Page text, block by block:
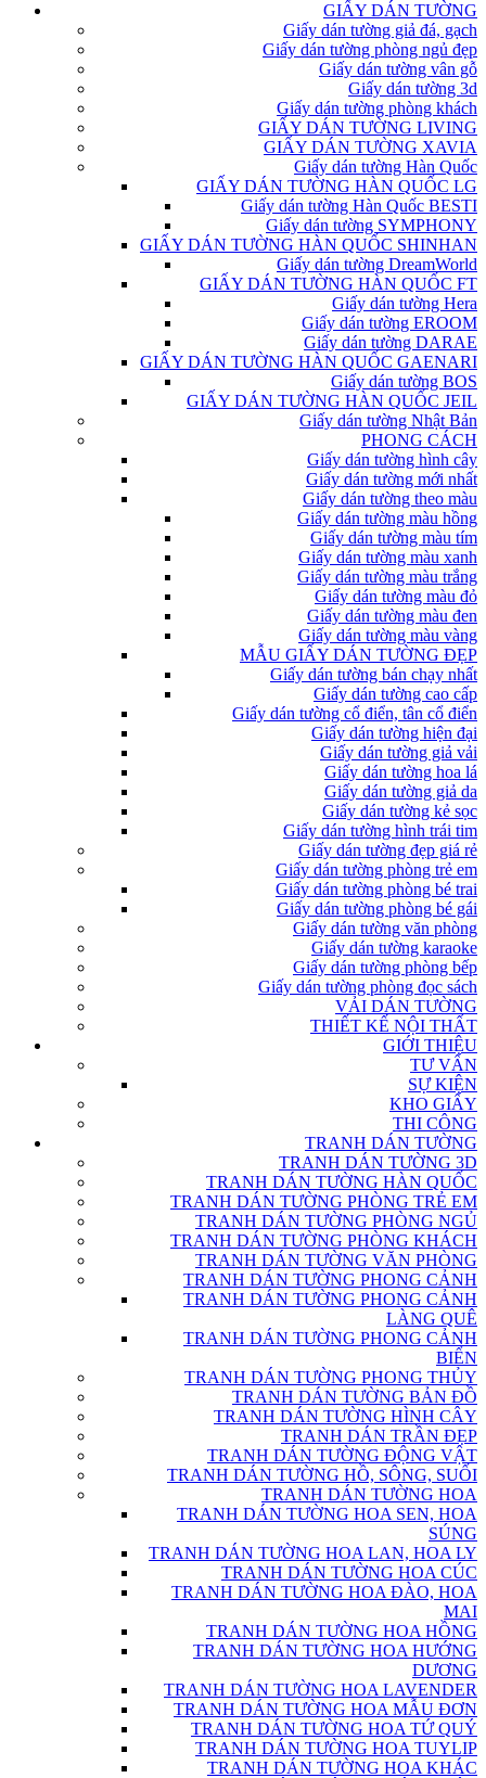
GIẤY DÁN TƯỜNG
Giấy dán tường giả đá, gạch
Giấy dán tường phòng ngủ đẹp
Giấy dán tường vân gỗ
Giấy dán tường 3d
Giấy dán tường phòng khách
GIẤY DÁN TƯỜNG LIVING
GIẤY DÁN TƯỜNG XAVIA
Giấy dán tường Hàn Quốc
GIẤY DÁN TƯỜNG HÀN QUỐC LG
Giấy dán tường Hàn Quốc BESTI
Giấy dán tường SYMPHONY
GIẤY DÁN TƯỜNG HÀN QUỐC SHINHAN
Giấy dán tường DreamWorld
GIẤY DÁN TƯỜNG HÀN QUỐC FT
Giấy dán tường Hera
Giấy dán tường EROOM
Giấy dán tường DARAE
GIẤY DÁN TƯỜNG HÀN QUỐC GAENARI
Giấy dán tường BOS
GIẤY DÁN TƯỜNG HÀN QUỐC JEIL
Giấy dán tường Nhật Bản
PHONG CÁCH
Giấy dán tường hình cây
Giấy dán tường mới nhất
Giấy dán tường theo màu
Giấy dán tường màu hồng
Giấy dán tường màu tím
Giấy dán tường màu xanh
Giấy dán tường màu trắng
Giấy dán tường màu đỏ
Giấy dán tường màu đen
Giấy dán tường màu vàng
MẪU GIẤY DÁN TƯỜNG ĐẸP
Giấy dán tường bán chạy nhất
Giấy dán tường cao cấp
Giấy dán tường cổ điển, tân cổ điển
Giấy dán tường hiện đại
Giấy dán tường giả vải
Giấy dán tường hoa lá
Giấy dán tường giả da
Giấy dán tường kẻ sọc
Giấy dán tường hình trái tim
Giấy dán tường đẹp giá rẻ
Giấy dán tường phòng trẻ em
Giấy dán tường phòng bé trai
Giấy dán tường phòng bé gái
Giấy dán tường văn phòng
Giấy dán tường karaoke
Giấy dán tường phòng bếp
Giấy dán tường phòng đọc sách
VẢI DÁN TƯỜNG
THIẾT KẾ NỘI THẤT
GIỚI THIỆU
TƯ VẤN
SỰ KIỆN
KHO GIẤY
THI CÔNG
TRANH DÁN TƯỜNG
TRANH DÁN TƯỜNG 3D
TRANH DÁN TƯỜNG HÀN QUỐC
TRANH DÁN TƯỜNG PHÒNG TRẺ EM
TRANH DÁN TƯỜNG PHÒNG NGỦ
TRANH DÁN TƯỜNG PHÒNG KHÁCH
TRANH DÁN TƯỜNG VĂN PHÒNG
TRANH DÁN TƯỜNG PHONG CẢNH
TRANH DÁN TƯỜNG PHONG CẢNH
LÀNG QUÊ
TRANH DÁN TƯỜNG PHONG CẢNH
BIỂN
TRANH DÁN TƯỜNG PHONG THỦY
TRANH DÁN TƯỜNG BẢN ĐỒ
TRANH DÁN TƯỜNG HÌNH CÂY
TRANH DÁN TRẦN ĐẸP
TRANH DÁN TƯỜNG ĐỘNG VẬT
TRANH DÁN TƯỜNG HỒ, SÔNG, SUỐI
TRANH DÁN TƯỜNG HOA
TRANH DÁN TƯỜNG HOA SEN, HOA
SÚNG
TRANH DÁN TƯỜNG HOA LAN, HOA LY
TRANH DÁN TƯỜNG HOA CÚC
TRANH DÁN TƯỜNG HOA ĐÀO, HOA
MAI
TRANH DÁN TƯỜNG HOA HỒNG
TRANH DÁN TƯỜNG HOA HƯỚNG
DƯƠNG
TRANH DÁN TƯỜNG HOA LAVENDER
TRANH DÁN TƯỜNG HOA MẪU ĐƠN
TRANH DÁN TƯỜNG HOA TỨ QUÝ
TRANH DÁN TƯỜNG HOA TUYLIP
TRANH DÁN TƯỜNG HOA KHÁC